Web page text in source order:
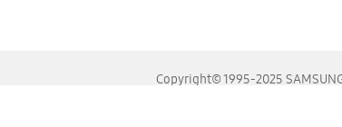
Copyright© 1995-2025